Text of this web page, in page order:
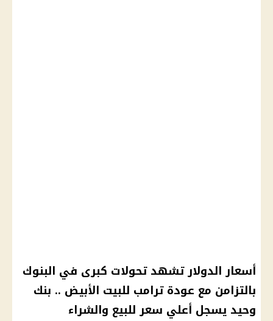
أسعار الدولار تشهد تحولات كبرى في البنوك
بالتزامن مع عودة ترامب للبيت الأبيض .. بنك
وحيد يسجل أعلي سعر للبيع والشراء